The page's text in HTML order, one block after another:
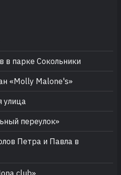
в парке Сокольники
«Molly Malone's»
улица
переулок»
Петра и Павла в
club»